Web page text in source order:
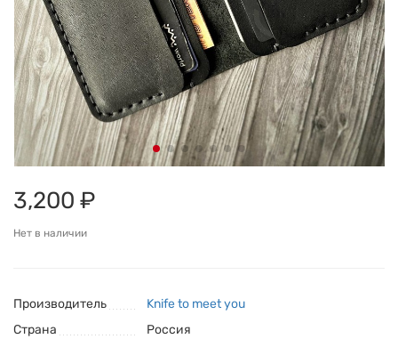
3,200 ₽
Нет в наличии
Производитель
Knife to meet you
Страна
Россия